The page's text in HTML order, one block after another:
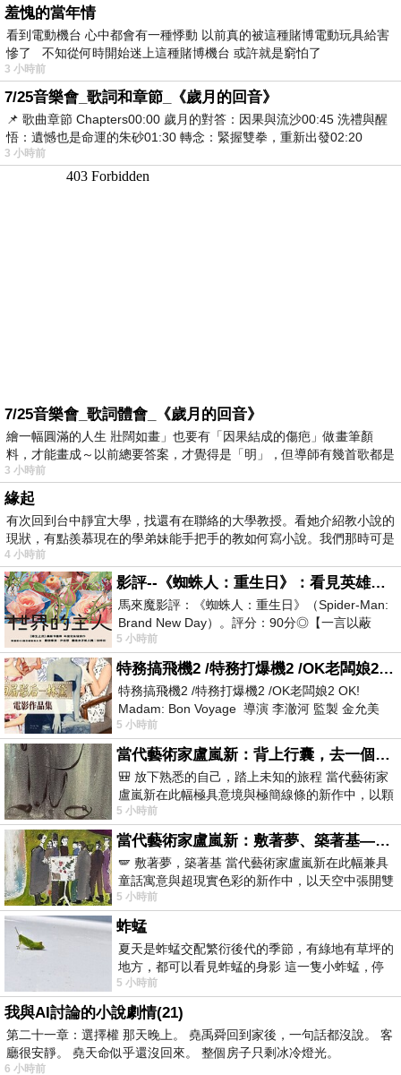
羞愧的當年情
看到電動機台 心中都會有一種悸動 以前真的被這種賭博電動玩具給害
慘了 不知從何時開始迷上這種賭博機台 或許就是窮怕了
3 小時前
7/25音樂會_歌詞和章節_《歲月的回音》
📌 歌曲章節 Chapters00:00​ 歲月的對答：因果與流沙00:45​ 洗禮與醒
悟：遺憾也是命運的朱砂01:30​ 轉念：緊握雙拳，重新出發02:20
3 小時前
7/25音樂會_歌詞體會_《歲月的回音》
繪一幅圓滿的人生 壯闊如畫」也要有「因果結成的傷疤」做畫筆顏
料，才能畫成～以前總要答案，才覺得是「明」，但導師有幾首歌都是
在教
3 小時前
緣起
有次回到台中靜宜大學，找還有在聯絡的大學教授。看她介紹教小說的
現狀，有點羨慕現在的學弟妹能手把手的教如何寫小說。我們那時可是
4 小時前
影評--《蜘蛛人：重生日》：看見英雄的孤獨與重生
馬來魔影評：《蜘蛛人：重生日》（Spider-Man:
Brand New Day）。評分：90分◎【一言以蔽
之】：一個失去一切的英雄，學會放下孤獨、
5 小時前
特務搞飛機2 /特務打爆機2 /OK老闆娘2 OK! Madam: Bon Voyage
特務搞飛機2 /特務打爆機2 /OK老闆娘2 OK!
Madam: Bon Voyage 導演 李澈河 監製 金允美
劇本 申鉉成 主演 嚴正化 朴誠雄
5 小時前
當代藝術家盧嵐新：背上行囊，去一個沒有人認識你的地方——看風景，也遇見渴望出發的自己
🎒 放下熟悉的自己，踏上未知的旅程 當代藝術家
盧嵐新在此幅極具意境與極簡線條的新作中，以顆
粒感豐富的灰綠粗糙背景，搭配凝練且具
5 小時前
當代藝術家盧嵐新：敷著夢、築著基——讓筆觸成為存在過的證據，將相遇的溫度熔鑄成新的模樣
🪽 敷著夢，築著基 當代藝術家盧嵐新在此幅兼具
童話寓意與超現實色彩的新作中，以天空中張開雙
翼的神聖形象與地面上聚集的人群對話，
5 小時前
蚱蜢
夏天是蚱蜢交配繁衍後代的季節，有綠地有草坪的
地方，都可以看見蚱蜢的身影 這一隻小蚱蜢，停
在車頂上，怎麼樣小心驅趕，都無動
5 小時前
我與AI討論的小說劇情(21)
第二十一章：選擇權 那天晚上。 堯禹舜回到家後，一句話都沒說。 客
廳很安靜。 堯天命似乎還沒回來。 整個房子只剩冰冷燈光。
6 小時前